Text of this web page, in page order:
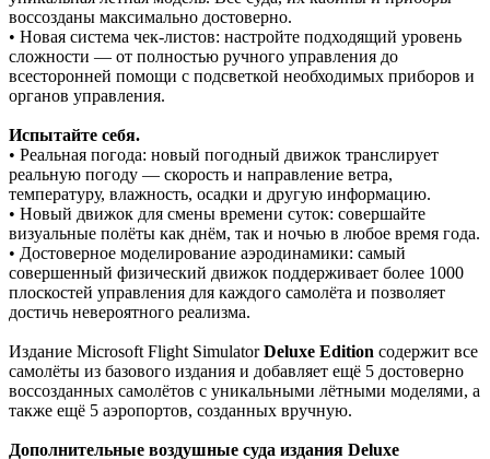
воссозданы максимально достоверно.
• Новая система чек-листов: настройте подходящий уровень
сложности — от полностью ручного управления до
всесторонней помощи с подсветкой необходимых приборов и
органов управления.
Испытайте себя.
• Реальная погода: новый погодный движок транслирует
реальную погоду — скорость и направление ветра,
температуру, влажность, осадки и другую информацию.
• Новый движок для смены времени суток: совершайте
визуальные полёты как днём, так и ночью в любое время года.
• Достоверное моделирование аэродинамики: самый
совершенный физический движок поддерживает более 1000
плоскостей управления для каждого самолёта и позволяет
достичь невероятного реализма.
Издание Microsoft Flight SimulatorDeluxe Edition содержит все
самолёты из базового издания и добавляет ещё 5 достоверно
воссозданных самолётов с уникальными лётными моделями, а
также ещё 5 аэропортов, созданных вручную.
Дополнительные воздушные суда издания Deluxe